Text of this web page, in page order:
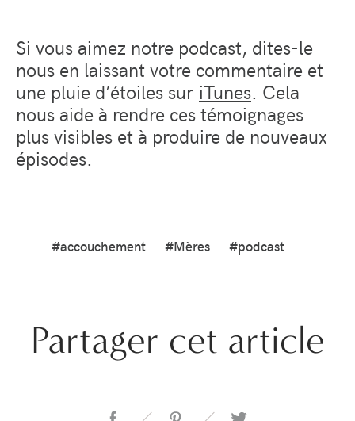
Si vous aimez notre podcast, dites-le
nous en laissant votre commentaire et
une pluie d’étoiles sur iTunes. Cela
nous aide à rendre ces témoignages
plus visibles et à produire de nouveaux
épisodes.
#accouchement #Mères #podcast
Partager cet article